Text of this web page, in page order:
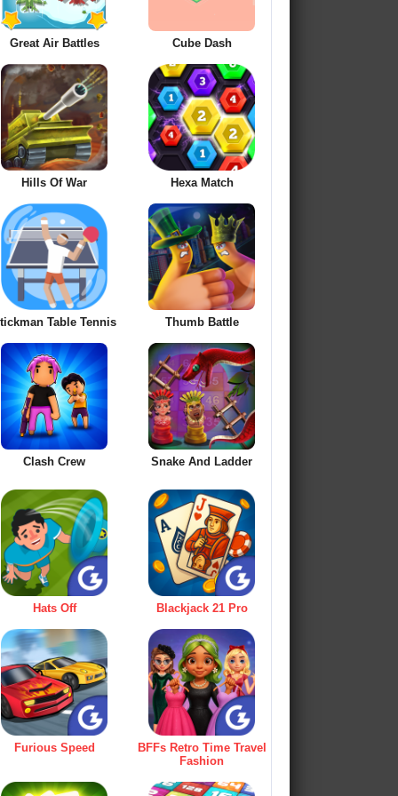
Great Air Battles Cube Dash
Hills Of War Hexa Match
Table Tennis Thumb Battle
Clash Crew Snake And Ladder
Hats Off Blackjack 21 Pro
Furious Speed
BFFs Retro Time Travel
Fashion